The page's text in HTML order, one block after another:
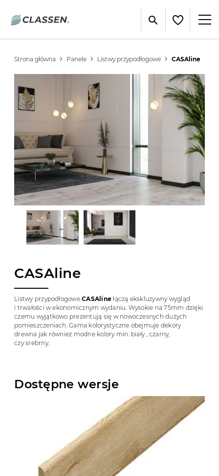
Strona główna Panele Listwy przypodłogowe CASAline
CASAline
Listwy przypodłogoweCASAline łączą ekskluzywny wygląd
i trwałości w ekonomicznym wydaniu. Wysokie na 75mm dzięki
czemu wyjątkowo prezentują się w nowoczesnych dużych
pomieszczeniach. Gama kolorystyczne obejmuje dekory
drewna jak również modne kolory min. biały , czarny,
czy srebrny.
Dostępne wersje